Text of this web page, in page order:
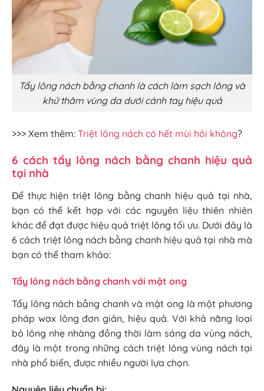
Tẩy lông nách bằng chanh là cách làm sạch lông và
khử thâm vùng da dưới cánh tay hiệu quả
>>> Xem thêm: Triệt lông nách có hết mùi hôi không?
6 cách tẩy lông nách bằng chanh hiệu quả
tại nhà
Để thực hiện triệt lông bằng chanh hiệu quả tại nhà,
bạn có thể kết hợp với các nguyên liệu thiên nhiên
khác để đạt được hiệu quả triệt lông tối ưu. Dưới đây là
6 cách triệt lông nách bằng chanh hiệu quả tại nhà mà
bạn có thể tham khảo:
Tẩy lông nách bằng chanh với mật ong
Tẩy lông nách bằng chanh và mật ong là một phương
pháp wax lông đơn giản, hiệu quả. Với khả năng loại
bỏ lông nhẹ nhàng đồng thời làm sáng da vùng nách,
đây là một trong những cách triệt lông vùng nách tại
nhà phổ biến, được nhiều người lựa chọn.